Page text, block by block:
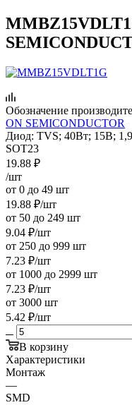
Обозначение
ON SEMICONDUCTOR
Диод: TVS; 40Вт; 15В;
SOT23
19.88 ₽
/шт
от 0 до 49 шт
19.88 ₽/шт
от 50 до 249 шт
9.04 ₽/шт
от 250 до 999 шт
7.23 ₽/шт
от 1000 до 2999 шт
7.23 ₽/шт
от 3000 шт
5.42 ₽/шт
В корзину
Характеристики
Монтаж
—
SMD